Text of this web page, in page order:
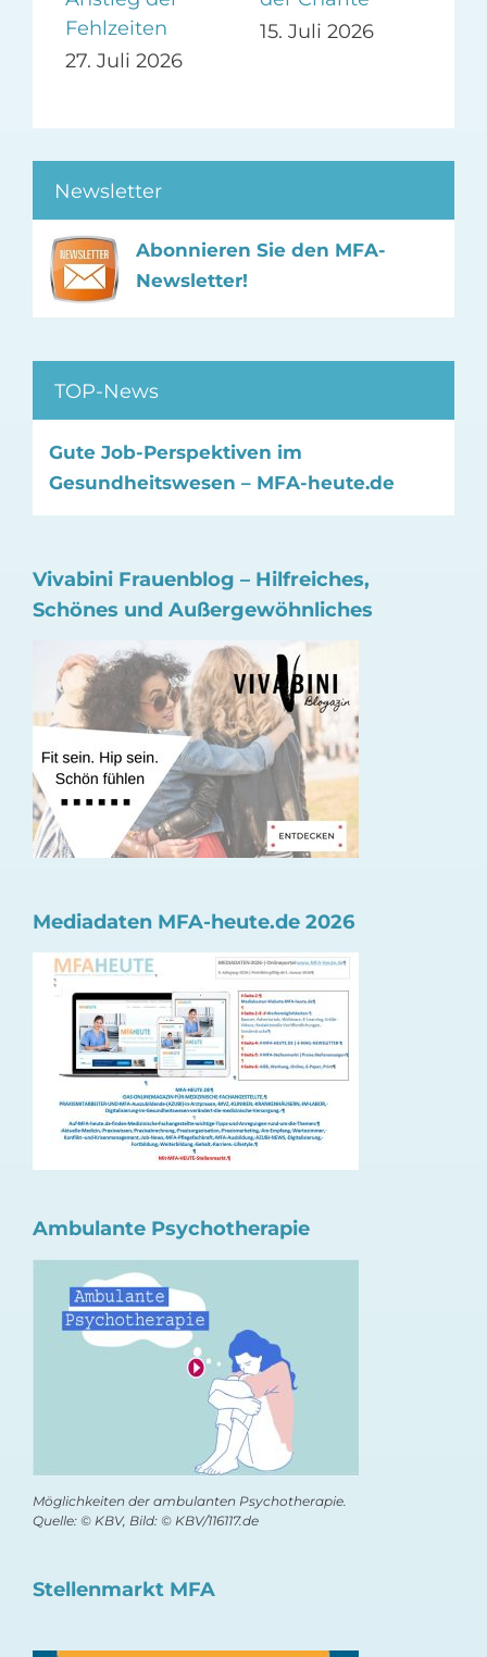
Fehlzeiten
27. Juli 2026
15. Juli 2026
Newsletter
Abonnieren Sie den MFA-
Newsletter!
TOP-News
Gute Job-Perspektiven im
Gesundheitswesen – MFA-heute.de
Vivabini Frauenblog – Hilfreiches,
Schönes und Außergewöhnliches
Mediadaten MFA-heute.de 2026
Ambulante Psychotherapie
Möglichkeiten der ambulanten Psychotherapie.
Quelle: © KBV, Bild: © KBV/116117.de
Stellenmarkt MFA